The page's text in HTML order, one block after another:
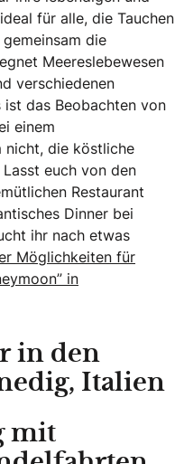
für alle, die Tauchen
die
Meereslebewesen
verschiedenen
ist das Beobachten von
einem
nicht, die köstliche
euch von den
Restaurant
Dinner bei
ihr nach etwas
Möglichkeiten für
in
in den
Italien
mit